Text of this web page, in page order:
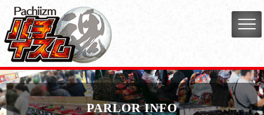
PARLOR INFO